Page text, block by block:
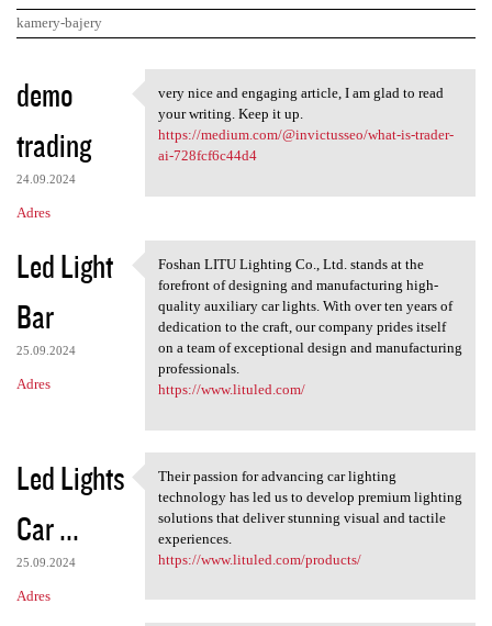
kamery-bajery
K
o
m
e
n
a
r
z
e
demo
trading
24.09.2024
Adres
very nice and engaging
very nice and engaging article, I am glad to read
your writing. Keep it up.
https://medium.com/@invictusseo/what-is-trader-
ai-728fcf6c44d4
Led Light
Bar
25.09.2024
Adres
Foshan LITU Lighting Co., Ltd
Foshan LITU Lighting Co., Ltd. stands at the
forefront of designing and manufacturing high-
quality auxiliary car lights. With over ten years of
dedication to the craft, our company prides itself
on a team of exceptional design and manufacturing
professionals.
https://www.lituled.com/
Led Lights
Car ...
25.09.2024
Adres
Their passion for advancing
Their passion for advancing car lighting
technology has led us to develop premium lighting
solutions that deliver stunning visual and tactile
experiences.
https://www.lituled.com/products/